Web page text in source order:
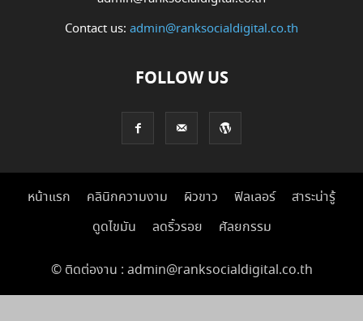
Contact us: admin@ranksocialdigital.co.th
FOLLOW US
หน้าแรก คลินิกความงาม ผิวขาว ฟิลเลอร์
สาระน่ารู้
ดูดไขมัน
ลดริ้วรอย ศัลยกรรม
© ติดต่องาน : admin@ranksocialdigital.co.th